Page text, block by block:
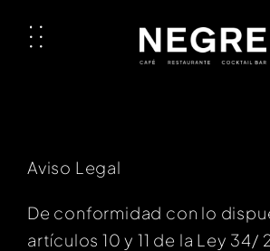
Aviso Legal
De conformidad con lo
artículos 10 y 11 de la Ley 34/